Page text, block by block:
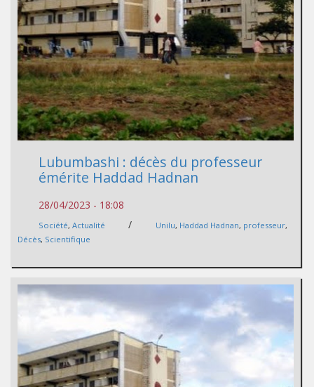
Lubumbashi : décès du professeur
émérite Haddad Hadnan
28/04/2023 - 18:08
Société, Actualité / Unilu, Haddad Hadnan, professeur,
Décès, Scientifique